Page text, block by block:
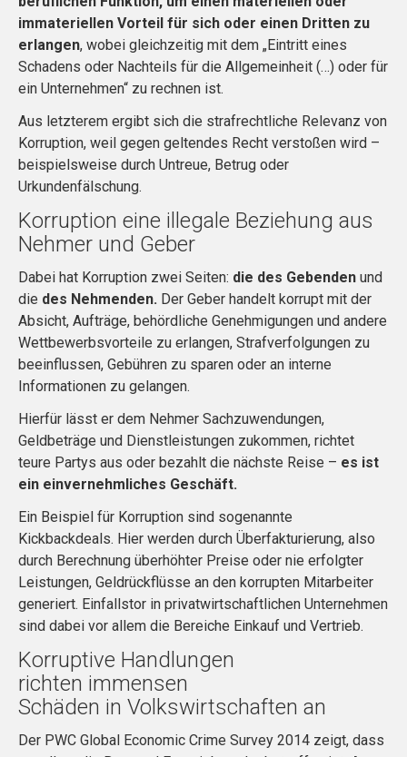
immateriellen Vorteil für sich oder einen Dritten zu
erlangen, wobei gleichzeitig mit dem „Eintritt eines
Schadens oder Nachteils für die Allgemeinheit (…) oder für
ein Unternehmen“ zu rechnen ist.
Aus letzterem ergibt sich die strafrechtliche Relevanz von
Korruption, weil gegen geltendes Recht verstoßen wird –
beispielsweise durch Untreue, Betrug oder
Urkundenfälschung.
Korruption eine illegale Beziehung aus
Nehmer und Geber
Dabei hat Korruption zwei Seiten: die des Gebenden und
die des Nehmenden. Der Geber handelt korrupt mit der
Absicht, Aufträge, behördliche Genehmigungen und andere
Wettbewerbsvorteile zu erlangen, Strafverfolgungen zu
beeinflussen, Gebühren zu sparen oder an interne
Informationen zu gelangen.
Hierfür lässt er dem Nehmer Sachzuwendungen,
Geldbeträge und Dienstleistungen zukommen, richtet
teure Partys aus oder bezahlt die nächste Reise – es ist
ein einvernehmliches Geschäft.
Ein Beispiel für Korruption sind sogenannte
Kickbackdeals. Hier werden durch Überfakturierung, also
durch Berechnung überhöhter Preise oder nie erfolgter
Leistungen, Geldrückflüsse an den korrupten Mitarbeiter
generiert. Einfallstor in privatwirtschaftlichen Unternehmen
sind dabei vor allem die Bereiche Einkauf und Vertrieb.
Korruptive Handlungen
richten immensen
Schäden in Volkswirtschaften an
Der PWC Global Economic Crime Survey 2014 zeigt, dass